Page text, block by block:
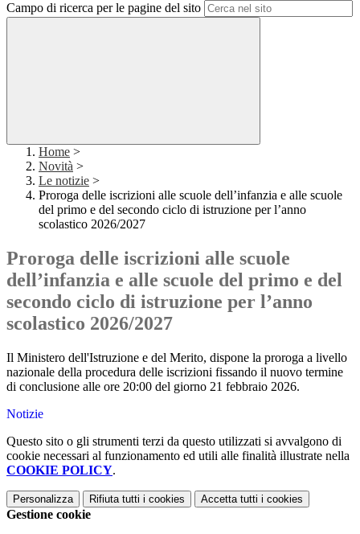
Campo di ricerca per le pagine del sito
Home >
Novità >
Le notizie >
Proroga delle iscrizioni alle scuole dell’infanzia e alle scuole
del primo e del secondo ciclo di istruzione per l’anno
scolastico 2026/2027
Proroga delle iscrizioni alle scuole
dell’infanzia e alle scuole del primo e del
secondo ciclo di istruzione per l’anno
scolastico 2026/2027
Il Ministero dell'Istruzione e del Merito, dispone la proroga a livello
nazionale della procedura delle iscrizioni fissando il nuovo termine
di conclusione alle ore 20:00 del giorno 21 febbraio 2026.
Notizie
Questo sito o gli strumenti terzi da questo utilizzati si avvalgono di
cookie necessari al funzionamento ed utili alle finalità illustrate nella
COOKIE POLICY.
Personalizza Rifiuta tutti i cookies Accetta tutti i cookies
Gestione cookie